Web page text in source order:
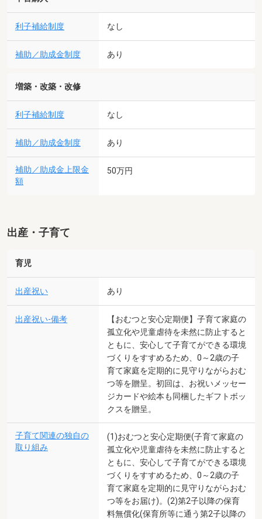
利子補給制度 なし
補助／助成金制度 あり
増築・改築・改修
利子補給制度 なし
補助／助成金制度 あり
補助／助成金上限金
額
50万円
出産・子育て
育児
出産祝い あり
出産祝い-備考
【おむつと安心定期便】子育て家庭の
孤立化や児童虐待を未然に防止すると
ともに、安心して子育てができる環境
づくりをすすめるため、0～2歳の子
育て家庭を定期的に見守りながらおむ
つ等を贈呈。初回は、お祝いメッセー
ジカードや絵本も同梱したギフトボッ
クスを贈呈。
子育て関連の独自の
取り組み
(1)おむつと安心定期便(子育て家庭の
孤立化や児童虐待を未然に防止すると
ともに、安心して子育てができる環境
づくりをすすめるため、0～2歳の子
育て家庭を定期的に見守りながらおむ
つ等をお届け)。(2)第2子以降の保育
料無償化(保育所等に通う第2子以降の